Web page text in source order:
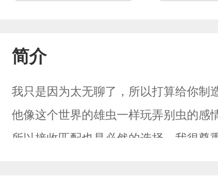
简介
我只是因为太无聊了，所以打算给你制
他像这个世界的雄虫一样玩弄别虫的感
所以接收匹配也是必然的选择。我很